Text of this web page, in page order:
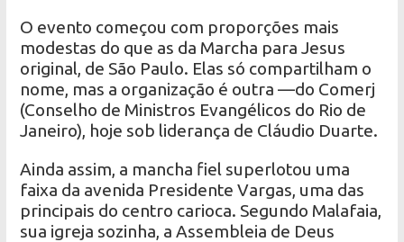
O evento começou com proporções mais
modestas do que as da Marcha para Jesus
original, de São Paulo. Elas só compartilham o
nome, mas a organização é outra —do Comerj
(Conselho de Ministros Evangélicos do Rio de
Janeiro), hoje sob liderança de Cláudio Duarte.
Ainda assim, a mancha fiel superlotou uma
faixa da avenida Presidente Vargas, uma das
principais do centro carioca. Segundo Malafaia,
sua igreja sozinha, a Assembleia de Deus